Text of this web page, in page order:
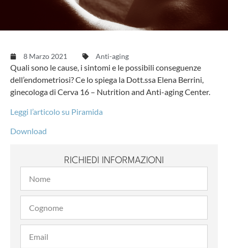
8 Marzo 2021 Anti-aging
Quali sono le cause, i sintomi e le possibili conseguenze
dell’endometriosi? Ce lo spiega la Dott.ssa Elena Berrini,
ginecologa di Cerva 16 – Nutrition and Anti-aging Center.
Leggi l’articolo su Piramida
Download
RICHIEDI INFORMAZIONI